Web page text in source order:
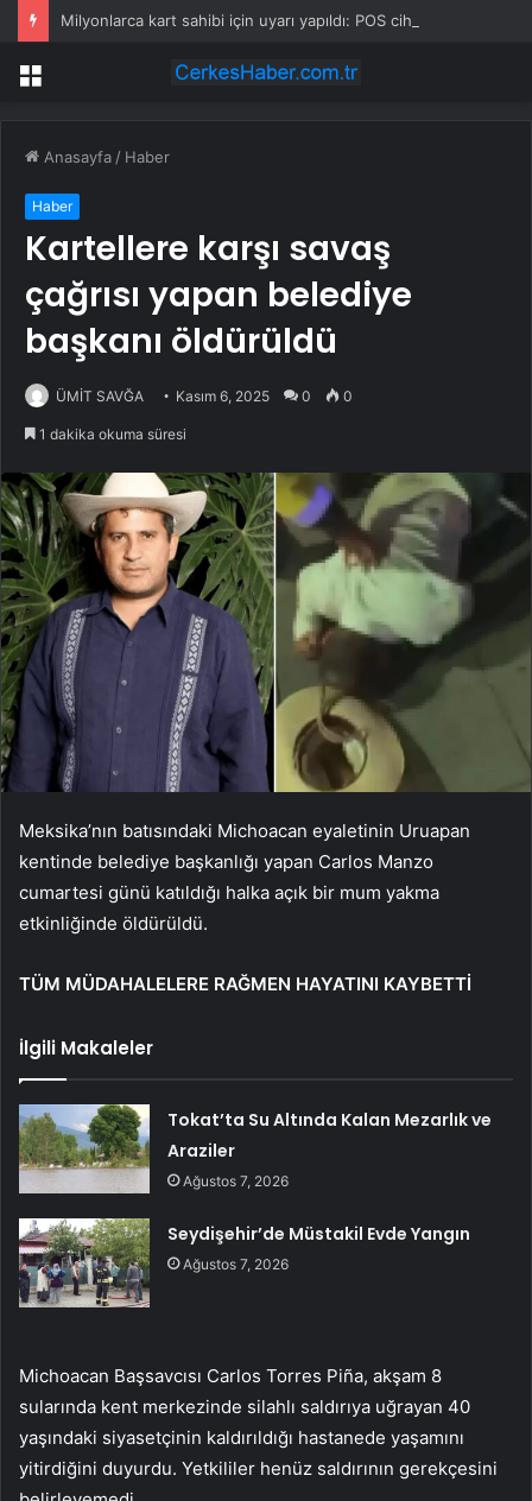
Menü
Anasayfa / Haber
Haber
Kartellere karşı savaş
çağrısı yapan belediye
başkanı öldürüldü
ÜMİT SAVĞA Kasım 6, 2025 0 0
1 dakika okuma süresi
Meksika’nın batısındaki Michoacan eyaletinin Uruapan
kentinde belediye başkanlığı yapan Carlos Manzo
cumartesi günü katıldığı halka açık bir mum yakma
etkinliğinde öldürüldü.
TÜM MÜDAHALELERE RAĞMEN HAYATINI KAYBETTİ
İlgili Makaleler
Tokat’ta Su Altında Kalan Mezarlık ve
Araziler
Ağustos 7, 2026
Seydişehir’de Müstakil Evde Yangın
Ağustos 7, 2026
Michoacan Başsavcısı Carlos Torres Piña, akşam 8
sularında kent merkezinde silahlı saldırıya uğrayan 40
yaşındaki siyasetçinin kaldırıldığı hastanede yaşamını
yitirdiğini duyurdu. Yetkililer henüz saldırının gerekçesini